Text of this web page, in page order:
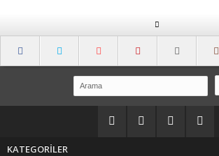
KATEGORİLER